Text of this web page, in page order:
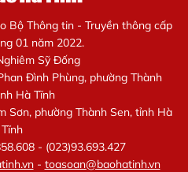
Bộ Thông tin - Truyền thông cấp
01 năm 2022.
Sỹ Đống
Đình Phùng, phường Thành
Hà Tĩnh
Sơn, phường Thành Sen, tỉnh Hà
Tĩnh
- (023)93.693.427
- toasoan@baohatinh.vn